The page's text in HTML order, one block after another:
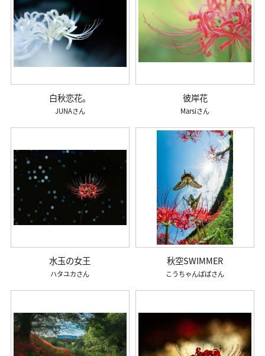
白秋恋花。
JUNA
彼岸花
Marsi
水玉の女王
ハタユカ
秋空SWIMMER
こうちゃんぱぱ